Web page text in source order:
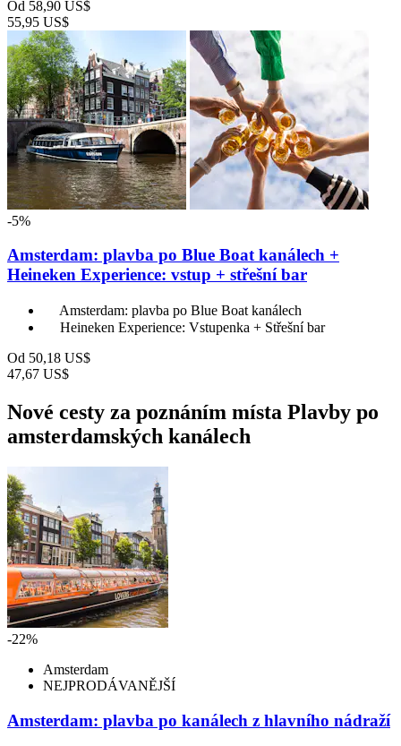
Od 58,90 US$
55,95 US$
-5%
Amsterdam: plavba po Blue Boat kanálech +
Heineken Experience: vstup + střešní bar
Amsterdam: plavba po Blue Boat kanálech
Heineken Experience: Vstupenka + Střešní bar
Od 50,18 US$
47,67 US$
Nové cesty za poznáním místa Plavby po
amsterdamských kanálech
-22%
Amsterdam
NEJPRODÁVANĚJŠÍ
Amsterdam: plavba po kanálech z hlavního nádraží